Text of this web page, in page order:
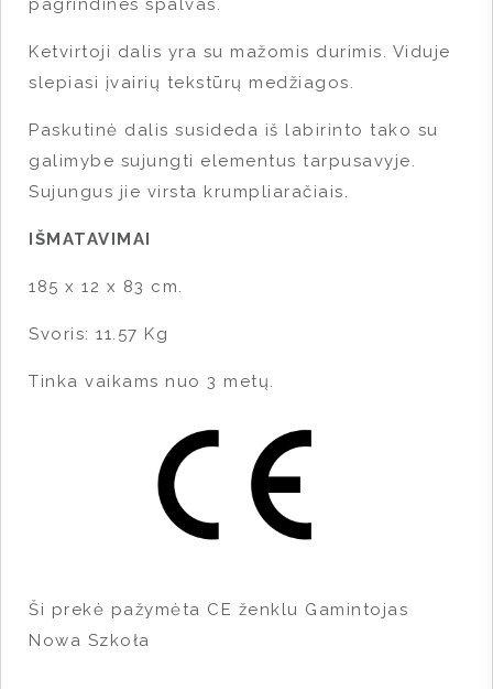
pagrindines spalvas.
Ketvirtoji dalis yra su mažomis durimis. Viduje
slepiasi įvairių tekstūrų medžiagos.
Paskutinė dalis susideda iš labirinto tako su
galimybe sujungti elementus tarpusavyje.
Sujungus jie virsta krumpliaračiais.
IŠMATAVIMAI
185 x 12 x 83 cm.
Svoris: 11.57 Kg
Tinka vaikams nuo 3 metų.
Ši prekė pažymėta CE ženklu Gamintojas
Nowa Szkoła